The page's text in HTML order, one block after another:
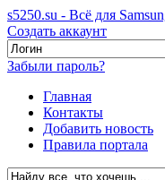
s5250.su - Всё для
Создать аккаунт
Забыли пароль?
Главная
Контакты
Добавить новость
Правила портала